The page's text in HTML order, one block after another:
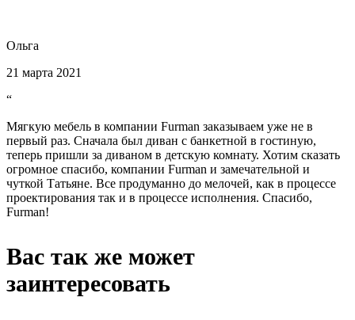
Ольга
21 марта 2021
“
Мягкую мебель в компании Furman заказываем уже не в
первый раз. Сначала был диван с банкетной в гостиную,
теперь пришли за диваном в детскую комнату. Хотим сказать
огромное спасибо, компании Furman и замечательной и
чуткой Татьяне. Все продуманно до мелочей, как в процессе
проектирования так и в процессе исполнения. Спасибо,
Furman!
Вас так же может
заинтересовать